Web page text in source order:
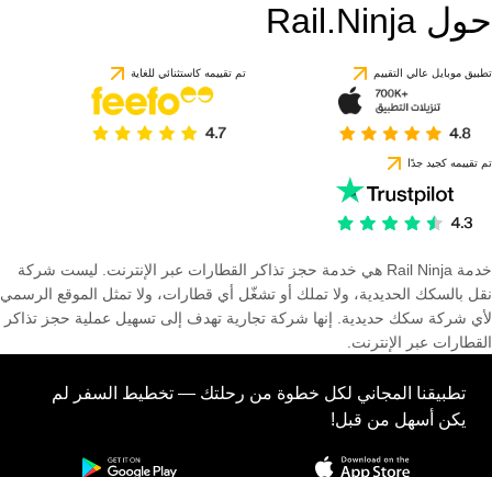
حول Rail.Ninja
تطبيق موبايل عالي التقييم تم تقييمه كاستثنائي للغاية
تم تقييمه كجيد جدًا
خدمة Rail Ninja هي خدمة حجز تذاكر القطارات عبر الإنترنت. ليست شركة
نقل بالسكك الحديدية، ولا تملك أو تشغّل أي قطارات، ولا تمثل الموقع الرسمي
لأي شركة سكك حديدية. إنها شركة تجارية تهدف إلى تسهيل عملية حجز تذاكر
القطارات عبر الإنترنت.
تطبيقنا المجاني لكل خطوة من رحلتك — تخطيط السفر لم
يكن أسهل من قبل!